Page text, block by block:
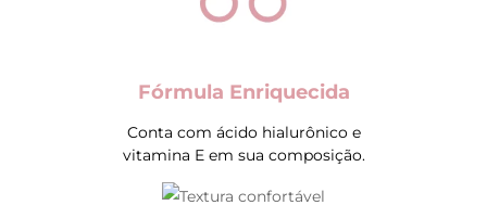
Fórmula Enriquecida
Conta com ácido hialurônico e
vitamina E em sua composição.